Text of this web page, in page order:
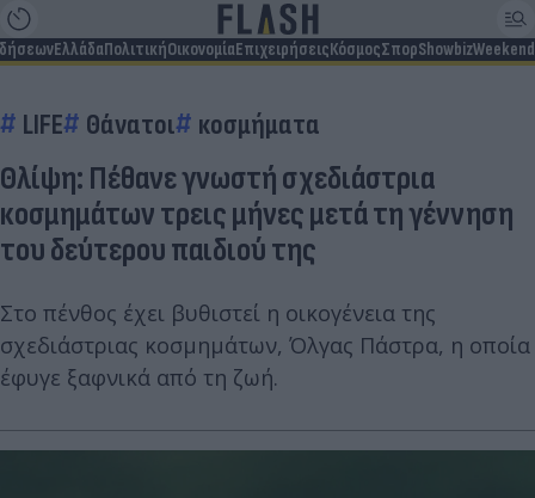
ΕλλάδαΠολιτικήΟικονομίαΕπιχειρήσειςΚόσμοςΣπορShowbizWeekend
LIFE Θάνατοι κοσμήματα
Θλίψη: Πέθανε γνωστή σχεδιάστρια
κοσμημάτων τρεις μήνες μετά τη γέννηση
του δεύτερου παιδιού της
Στο πένθος έχει βυθιστεί η οικογένεια της
σχεδιάστριας κοσμημάτων, Όλγας Πάστρα, η οποία
έφυγε ξαφνικά από τη ζωή.